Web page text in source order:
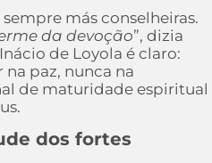
más conselheiras.
da devoção”, dizia
de Loyola é claro:
paz, nunca na
de maturidade espiritual
dos fortes